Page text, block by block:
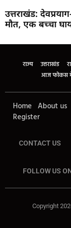
उत्तराखंड:
मौत, एक बच्चा
राज्य उत्तराखंड
आज फोकस
Home About us
Register
CONTACT US
FOLLOW US
Copyright